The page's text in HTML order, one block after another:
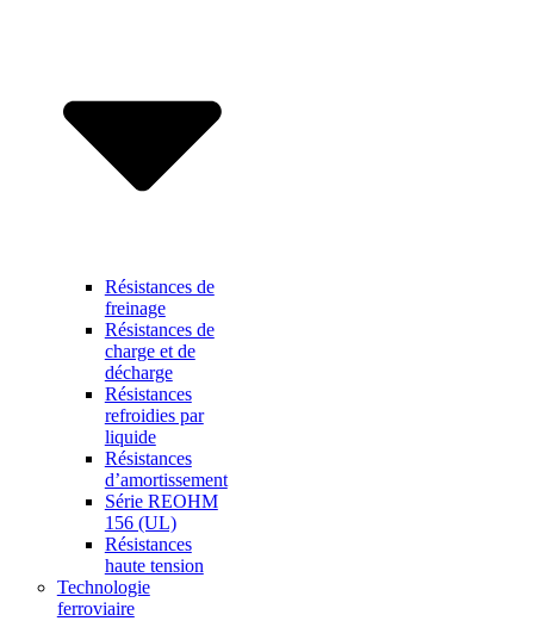
Résistances de
freinage
Résistances de
charge et de
décharge
Résistances
refroidies par
liquide
Résistances
d’amortissement
Série REOHM
156 (UL)
Résistances
haute tension
Technologie
ferroviaire